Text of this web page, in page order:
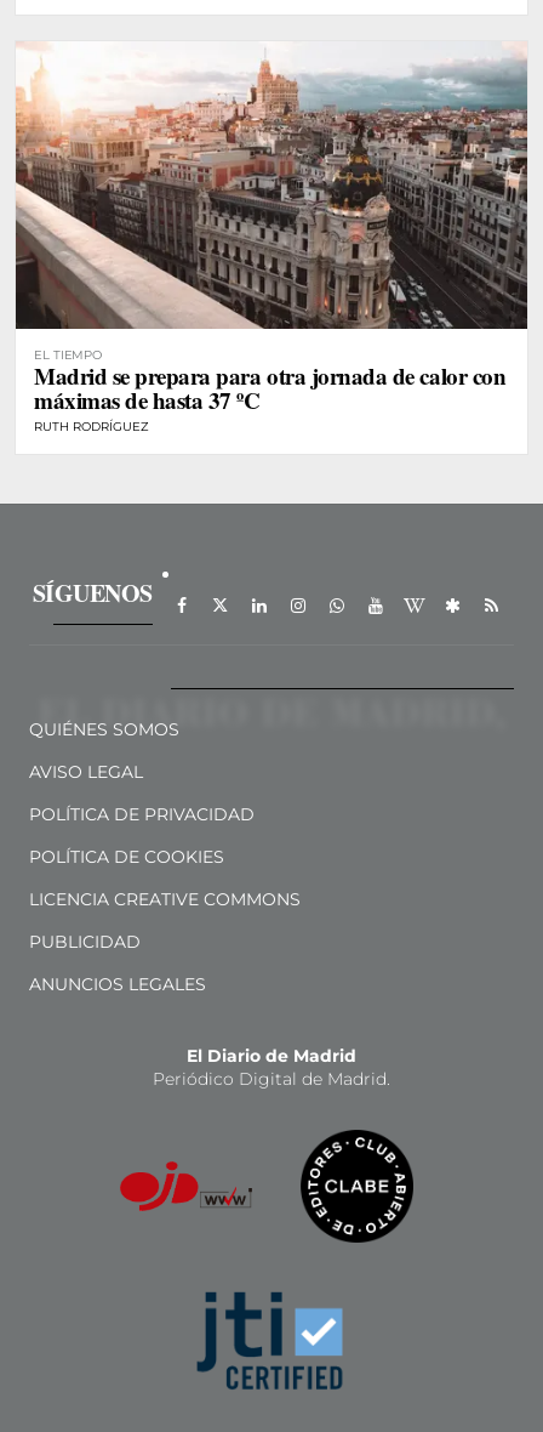
EL TIEMPO
Madrid se prepara para otra jornada de calor con
máximas de hasta 37 ºC
RUTH RODRÍGUEZ
SÍGUENOS
QUIÉNES SOMOS
AVISO LEGAL
POLÍTICA DE PRIVACIDAD
POLÍTICA DE COOKIES
LICENCIA CREATIVE COMMONS
PUBLICIDAD
ANUNCIOS LEGALES
El Diario de Madrid
Periódico Digital de Madrid.